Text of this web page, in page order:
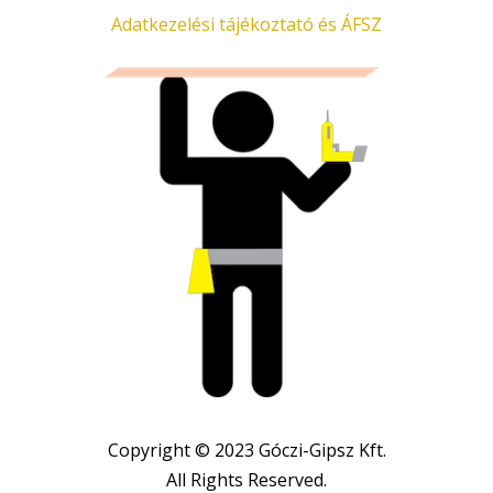
Adatkezelési tájékoztató és ÁFSZ
Copyright © 2023 Góczi-Gipsz Kft.
All Rights Reserved.